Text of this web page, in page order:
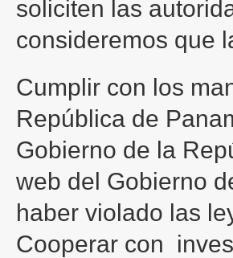
soliciten las
consideremos que
Cumplir con los
República de
Gobierno de la
web del Gobierno
haber violado las
Cooperar con